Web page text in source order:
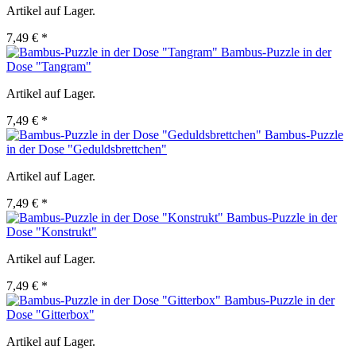
Artikel auf Lager.
7,49 € *
Bambus-Puzzle in der
Dose "Tangram"
Artikel auf Lager.
7,49 € *
Bambus-Puzzle
in der Dose "Geduldsbrettchen"
Artikel auf Lager.
7,49 € *
Bambus-Puzzle in der
Dose "Konstrukt"
Artikel auf Lager.
7,49 € *
Bambus-Puzzle in der
Dose "Gitterbox"
Artikel auf Lager.